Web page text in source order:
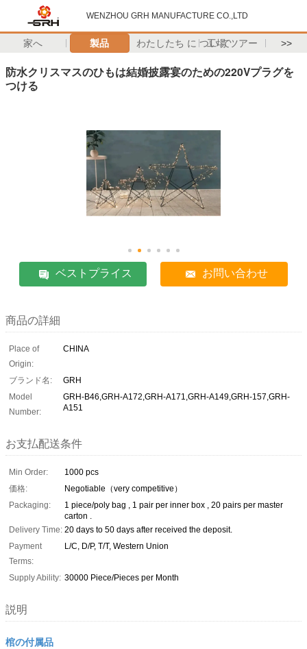
WENZHOU GRH MANUFACTURE CO.,LTD
家へ 製品 わたしたち に つい て工場 ツアー >>
防水クリスマスのひもは結婚披露宴のための220Vプラグを
つける
ベストプライス お問い合わせ
商品の詳細
Place of
Origin:
CHINA
ブランド名:
GRH
Model
Number:
GRH-B46,GRH-A172,GRH-A171,GRH-A149,GRH-157,GRH-
A151
お支払配送条件
Min Order:
1000 pcs
価格:
Negotiable（very competitive）
Packaging:
1 piece/poly bag , 1 pair per inner box , 20 pairs per master
carton .
Delivery Time: 20 days to 50 days after received the deposit.
Payment
Terms:
L/C, D/P, T/T, Western Union
Supply Ability: 30000 Piece/Pieces per Month
説明
棺の付属品